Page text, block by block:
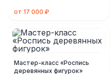
от 17 000 ₽
Мастер-класс «Роспись
деревянных фигурок»